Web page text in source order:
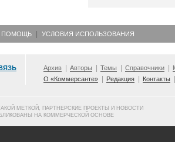
ПОМОЩЬ УСЛОВИЯ ИСПОЛЬЗОВАНИЯ
Архив Авторы Темы Справочники
О «Коммерсанте»
Редакция Контакты
МЕТКОЙ, ПАРТНЕРСКИЕ ПРОЕКТЫ И НОВОСТИ
НА КОММЕРЧЕСКОЙ ОСНОВЕ